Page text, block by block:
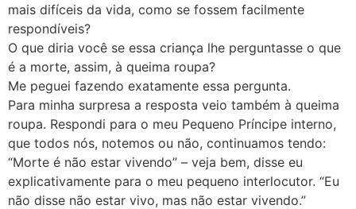
mais difíceis da vida, como se fossem facilmente
respondíveis?
O que diria você se essa criança lhe perguntasse o que
é a morte, assim, à queima roupa?
Me peguei fazendo exatamente essa pergunta.
Para minha surpresa a resposta veio também à queima
roupa. Respondi para o meu Pequeno Príncipe interno,
que todos nós, notemos ou não, continuamos tendo:
“Morte é não estar vivendo” – veja bem, disse eu
explicativamente para o meu pequeno interlocutor. “Eu
não disse não estar vivo, mas não estar vivendo.”